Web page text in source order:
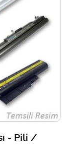
- Pili /